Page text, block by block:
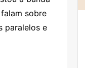
sobre
paralelos e